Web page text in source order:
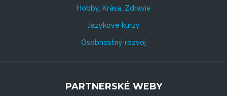
Hobby, Krása, Zdravie
Jazykové kurzy
Osobnostný rozvoj
PARTNERSKÉ WEBY